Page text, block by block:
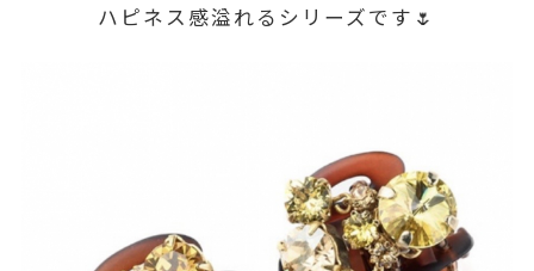
ハピネス感溢れるシリーズです🌷